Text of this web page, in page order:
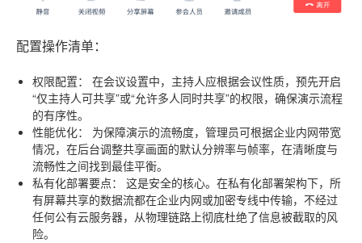
配置操作清单：
权限配置：
在会议设置中，主持人应根据会议性质，预先开启
“仅主持人可共享”或“允许多人同时共享”的权限，确保演示流程
的有序性。
性能优化：
为保障演示的流畅度，管理员可根据企业内网带宽
情况，在后台调整共享画面的默认分辨率与帧率，在清晰度与
流畅性之间找到最佳平衡。
私有化部署要点：
这是安全的核心。在私有化部署架构下，所
有屏幕共享的数据流都在企业内网或加密专线中传输，不经过
任何公有云服务器，从物理链路上彻底杜绝了信息被截取的风
险。